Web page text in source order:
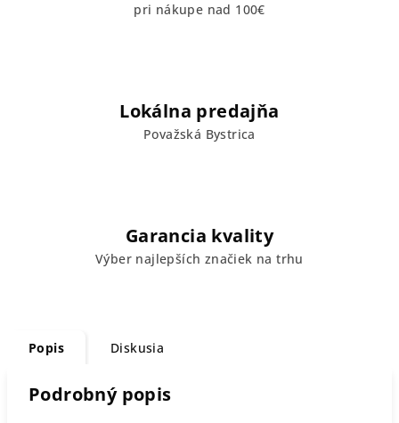
pri nákupe nad 100€
Lokálna predajňa
Považská Bystrica
Garancia kvality
Výber najlepších značiek na trhu
Popis Diskusia
Podrobný popis